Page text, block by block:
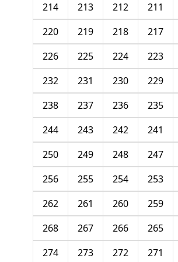
211
212
213
214
217
218
219
220
223
224
225
226
229
230
231
232
235
236
237
238
241
242
243
244
247
248
249
250
253
254
255
256
259
260
261
262
265
266
267
268
271
272
273
274